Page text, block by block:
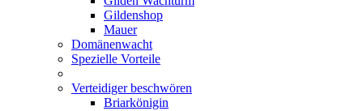
Gildenshop
Mauer
Domänenwacht
Spezielle Vorteile
Verteidiger beschwören
Briarkönigin